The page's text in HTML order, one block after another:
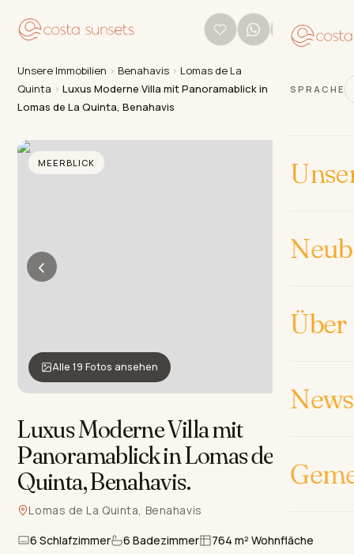
SPRACHE
Über
Unsere Immobilien › Benahavis › Lomas de La
Quinta ›Luxus Moderne Villa mit Panoramablick in
Lomas de La Quinta, Benahavis
MEERBLICK
‹ ›
Alle 19 Fotos ansehen
Luxus Moderne Villa mit
Panoramablick in Lomas de La
Quinta, Benahavis.
Lomas de La Quinta, Benahavis
6 Schlafzimmer
6 Badezimmer 764 m² Wohnfläche